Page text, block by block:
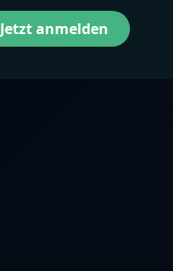
Jetzt anmelden